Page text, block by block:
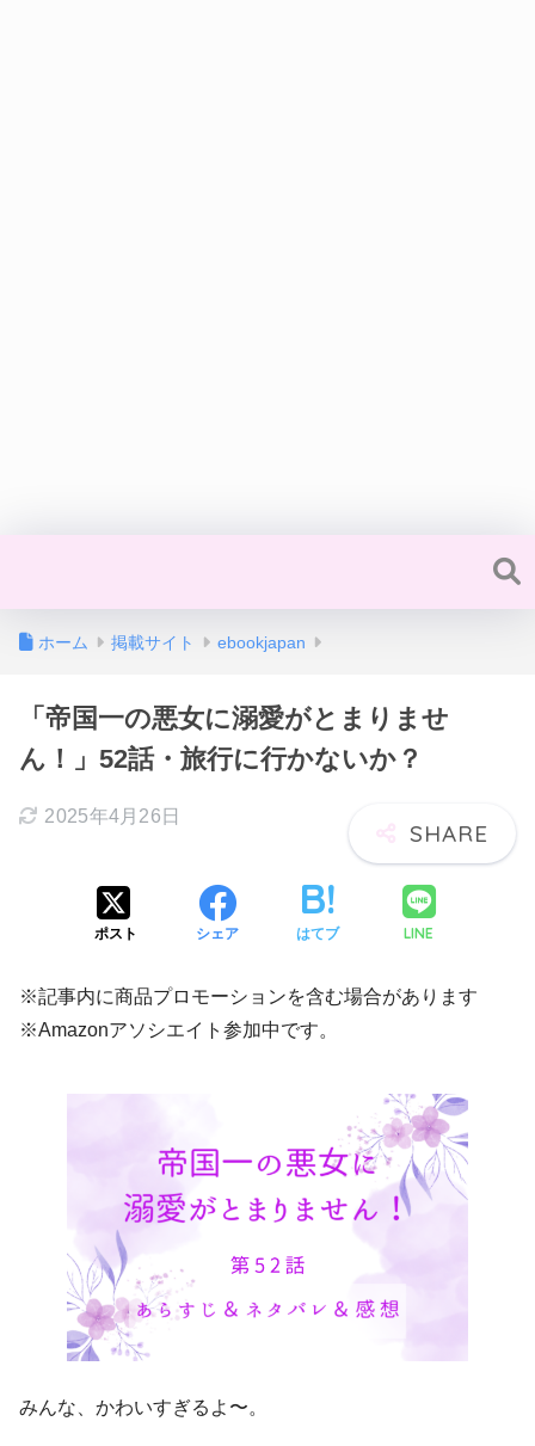
ホーム 掲載サイト ebookjapan
「帝国一の悪女に溺愛がとまりませ
ん！」52話・旅行に行かないか？
2025年4月26日
ポスト シェア はてブ LINE
※記事内に商品プロモーションを含む場合があります
※Amazonアソシエイト参加中です。
みんな、かわいすぎるよ〜。